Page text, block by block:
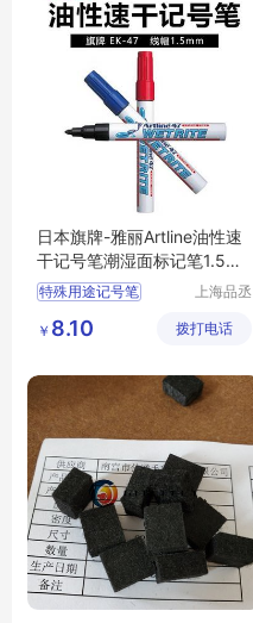
日本旗牌-雅丽Artline油性速
干记号笔潮湿面标记笔1.5m
m圆头EK-47
特殊用途记号笔
环保型记号笔
上海品丞
公司
￥ 8.10 拨打电话